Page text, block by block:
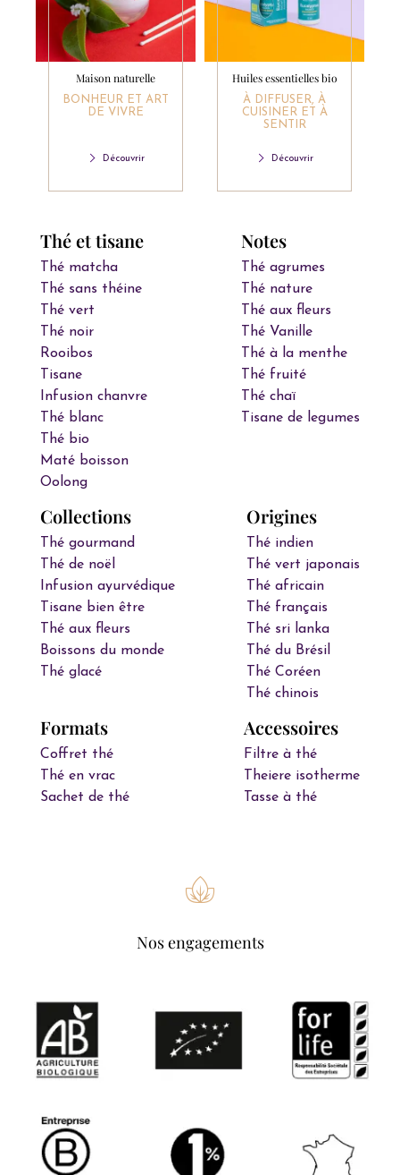
Maison naturelle
BONHEUR ET ART
DE VIVRE
Découvrir
Huiles essentielles bio
À DIFFUSER, À
CUISINER ET À
SENTIR
Découvrir
Thé et tisane
Thé matcha
Thé sans théine
Thé vert
Thé noir
Rooibos
Tisane
Infusion chanvre
Thé blanc
Thé bio
Maté boisson
Oolong
Notes
Thé agrumes
Thé nature
Thé aux fleurs
Thé Vanille
Thé à la menthe
Thé fruité
Thé chaï
Tisane de legumes
Collections
Thé gourmand
Thé de noël
Infusion ayurvédique
Tisane bien être
Thé aux fleurs
Boissons du monde
Thé glacé
Origines
Thé indien
Thé vert japonais
Thé africain
Thé français
Thé sri lanka
Thé du Brésil
Thé Coréen
Thé chinois
Formats
Coffret thé
Thé en vrac
Sachet de thé
Accessoires
Filtre à thé
Theiere isotherme
Tasse à thé
Nos engagements